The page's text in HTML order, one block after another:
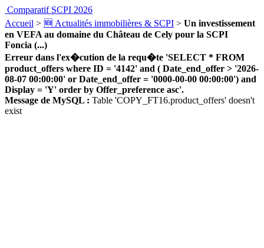
Comparatif SCPI 2026
Accueil > 🆕 Actualités immobilières & SCPI > Un investissement
en VEFA au domaine du Château de Cely pour la SCPI
Foncia (...)
Erreur dans l'ex�cution de la requ�te 'SELECT * FROM
product_offers where ID = '4142' and ( Date_end_offer > '2026-
08-07 00:00:00' or Date_end_offer = '0000-00-00 00:00:00') and
Display = 'Y' order by Offer_preference asc'.
Message de MySQL : Table 'COPY_FT16.product_offers' doesn't
exist